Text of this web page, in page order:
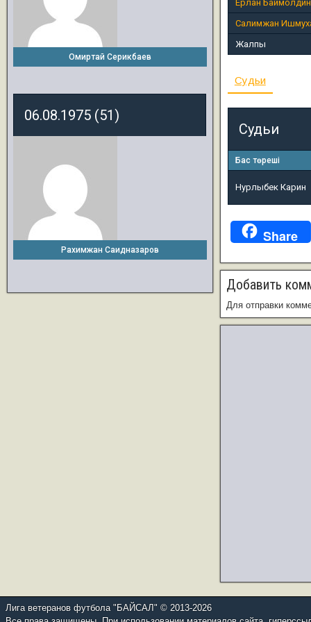
Ерлан Баймолдин
Салимжан
Жалпы
Судьи
Судьи
Бас төреші
Нурлыбек Карин
Share
Добавить
Для отправки
Омиртай Серикбаев
06.08.1975 (51)
Рахимжан Саидназаров
Лига ветеранов футбола "БАЙСАЛ" © 2013-2026